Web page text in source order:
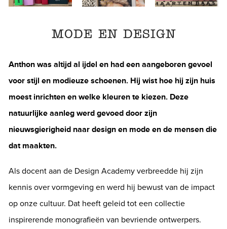
MODE EN DESIGN
Anthon was altijd al ijdel en had een aangeboren gevoel
voor stijl en modieuze schoenen. Hij wist hoe hij zijn huis
moest inrichten en welke kleuren te kiezen. Deze
natuurlijke aanleg werd gevoed door zijn
nieuwsgierigheid naar design en mode en de mensen die
dat maakten.
Als docent aan de Design Academy verbreedde hij zijn
kennis over vormgeving en werd hij bewust van de impact
op onze cultuur. Dat heeft geleid tot een collectie
inspirerende monografieën van bevriende ontwerpers.